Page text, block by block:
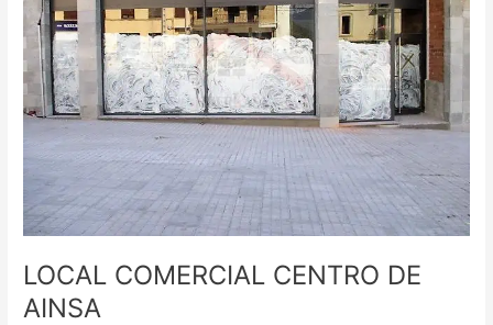
LOCAL COMERCIAL CENTRO DE
AINSA
AINSA